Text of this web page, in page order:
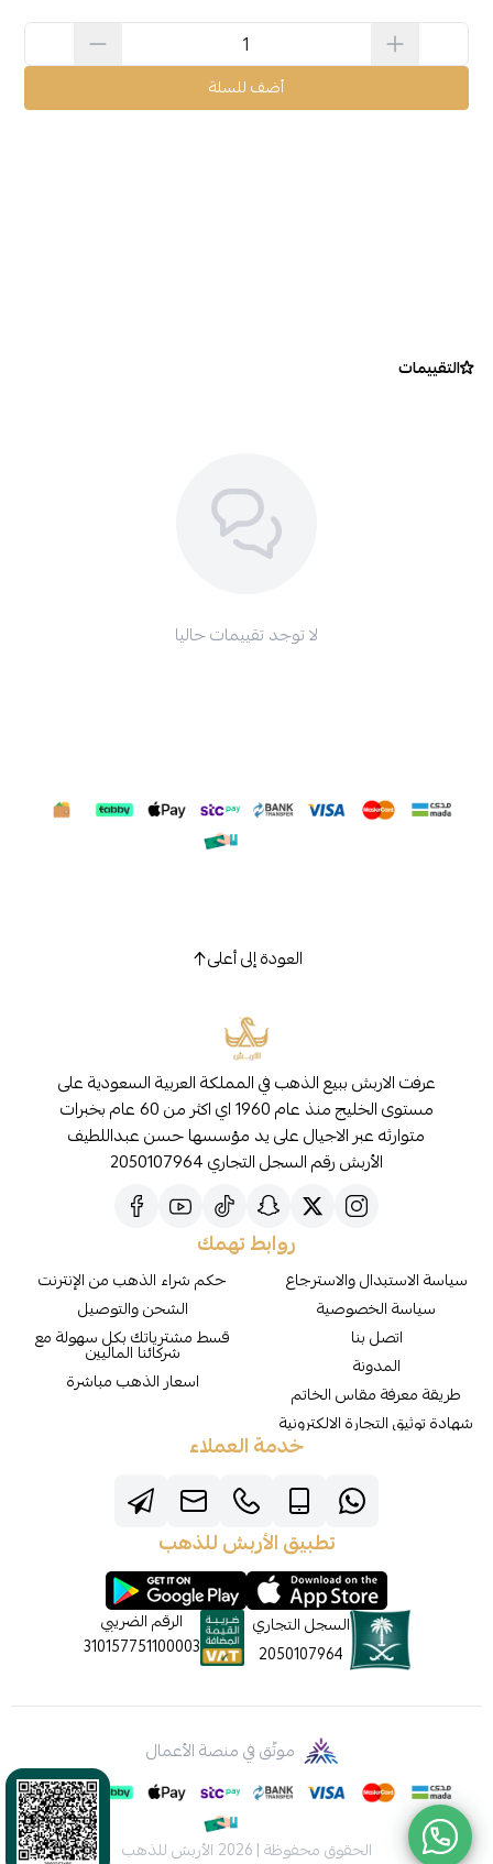
أضف للسلة
التقييمات
لا توجد تقييمات حاليا
العودة إلى أعلى
عرفت الاربش ببيع الذهب في المملكة العربية السعودية على
مستوى الخليج منذ عام 1960 اي اكثر من 60 عام بخبرات
متوارثه عبر الاجيال على يد مؤسسها حسن عبداللطيف
الأربش رقم السجل التجاري 2050107964
روابط تهمك
سياسة الاستبدال والاسترجاع
سياسة الخصوصية
اتصل بنا
المدونة
طريقة معرفة مقاس الخاتم
شهادة توثيق التجارة الالكترونية
حكم شراء الذهب من الإنترنت
الشحن والتوصيل
قسط مشترياتك بكل سهولة مع
شركائنا الماليين
اسعار الذهب مباشرة
خدمة العملاء
تطبيق الأربش للذهب
السجل التجاري
2050107964
الرقم الضريبي
310157751100003
موثّق في منصة الأعمال
الحقوق محفوظة | 2026 الأربش للذهب